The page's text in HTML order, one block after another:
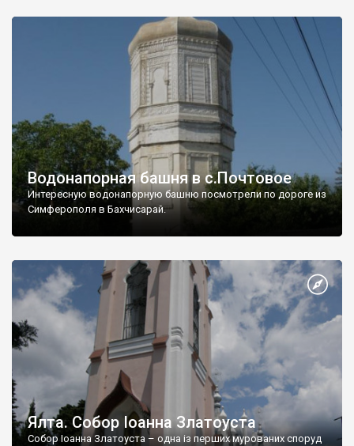
Водонапорная башня в с.Почтовое
Интересную водонапорную башню посмотрели по дороге из
Симферополя в Бахчисарай.
Ялта. Собор Іоанна Златоуста
Собор Іоанна Златоуста – одна із перших мурованих споруд